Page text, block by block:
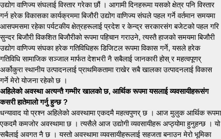
उद्योग वाणिज्य संघलाई विस्तार गरेका छौं । आगामी दिनहरूमा यसको क्षेत्र पनि विस्तार
गर्न हरेक विकासका कार्यक्रममा बिजौरी उद्योग वाणिज्य संघले पहल गर्ने वर्तमान समयमा
आसपमसमा रहेका पर्यटकीय क्षेत्रहरूलाई प्रदेश र केन्द्र सरकारसंग बजेटको पहल गरि
सुन्दर बिजौरी विकशित बिजौरीको रूपमा पहिचान गराउने, त्यस्तै हाजको समयमा बिजौरी
उद्योग वाणिज्य संघका हरेक गतिविधिहरू डिजिटल रूपमा विकास गर्ने, यसले हरेक
गतिविधि सामाजिक सञ्जाल मार्फत देशभरी नै सबैलाई जानकारी होस् र महत्वपूणर्
अर्कोकुरा स्थानीय उत्पादनलाई प्राथमिकतामा राखेर सबै खालका उत्पादनलाई विकास
गर्ने मेरो योजना रहेको छ ।
अहिलेको अवस्था अत्यन्तै गम्भीर खालको छ, आर्थिक रूपमा यसलाई व्यवसायीहरूसंग
कसरी हातेमालो गर्नु हुन्छ ?
धन्यावाद यो प्रश्न अहिलेको अवस्थामा एकदमै महत्वपुणर् छ । आज मुलुक आर्थिक रूपमा
एकदमै कमजोर अवस्थामा छ । त्यसैले आज उद्योगी व्यवसायीहरू अप्ठ्योमा हुनुहन्छ । यो
सबैलाई अवगत नै छ । यस्तो अवस्थामा व्यवसायीहरूलाई सहजता बनाउन मेरो भूमिका